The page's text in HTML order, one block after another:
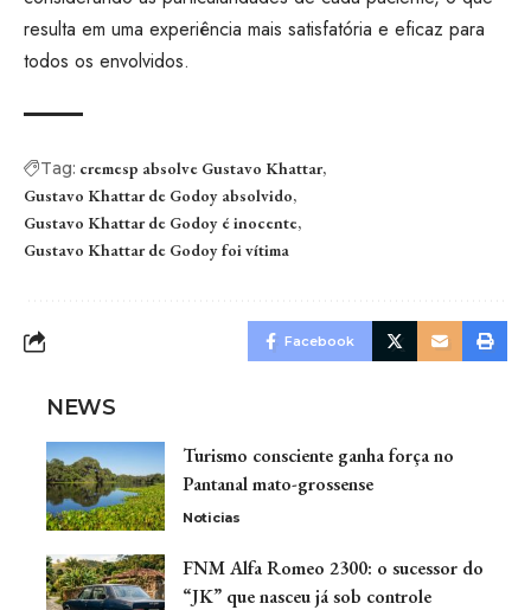
resulta em uma experiência mais satisfatória e eficaz para
todos os envolvidos.
Tag: cremesp absolve Gustavo Khattar
Gustavo Khattar de Godoy absolvido
Gustavo Khattar de Godoy é inocente
Gustavo Khattar de Godoy foi vítima
Facebook
NEWS
Turismo consciente ganha força no
Pantanal mato-grossense
Noticias
FNM Alfa Romeo 2300: o sucessor do
“JK” que nasceu já sob controle